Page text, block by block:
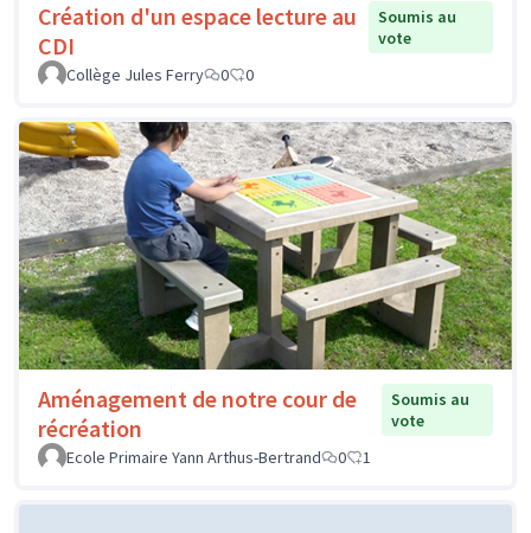
Création d'un espace lecture au
CDI
Soumis au
vote
Collège Jules Ferry
0 0
Aménagement de notre cour de
récréation
Soumis au
vote
Ecole Primaire Yann Arthus-Bertrand
0 1